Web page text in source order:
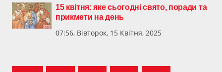
15 квітня: яке сьогодні свято, поради та
прикмети на день
07:56, Вівторок, 15 Квітня, 2025